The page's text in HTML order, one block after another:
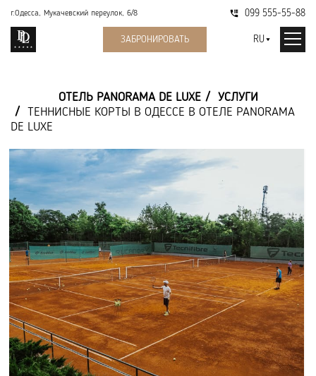
г.Одесса, Мукачевский переулок, 6/8 099 555-55-88
RU
ЗАБРОНИРОВАТЬ
ОТЕЛЬ PANORAMA DE LUXE
УСЛУГИ
ТЕННИСНЫЕ КОРТЫ В ОДЕССЕ В ОТЕЛЕ PANORAMA
DE LUXE